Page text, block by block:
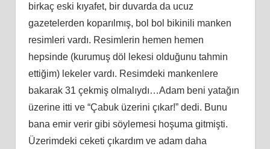
birkaç eski kıyafet, bir duvarda da ucuz
gazetelerden koparılmış, bol bol bikinili manken
resimleri vardı. Resimlerin hemen hemen
hepsinde (kurumuş döl lekesi olduğunu tahmin
ettiğim) lekeler vardı. Resimdeki mankenlere
bakarak 31 çekmiş olmalıydı…Adam beni yatağın
üzerine itti ve “Çabuk üzerini çıkar!” dedi. Bunu
bana emir verir gibi söylemesi hoşuma gitmişti.
Üzerimdeki ceketi çıkardım ve adam daha